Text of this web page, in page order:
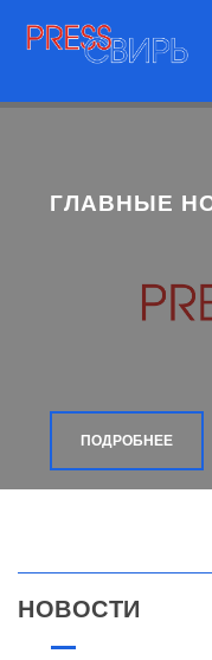
ГЛАВНЫЕ
ПОДРОБНЕЕ
НОВОСТИ